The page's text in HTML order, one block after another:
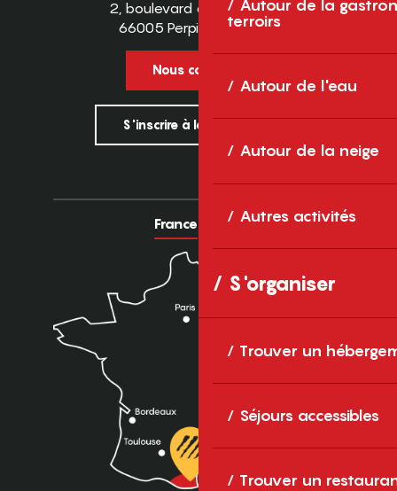
Autour de la
terroirs
Autour de l'eau
Autour de la neige
Autres activités
S'organiser
Trouver un
Séjours accessibles
Trouver un
2, boulevard des Pyrénées
66005 Perpignan Cedex
Nous contacter
S'inscrire à la newsletter
France Europe